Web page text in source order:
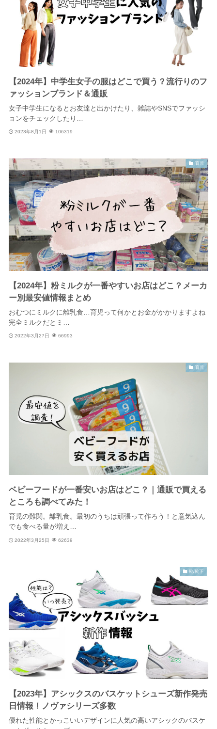
【2024年】中学生女子の服はどこで買う？流行りのフ
ァッションブランド＆通販
女子中学生になるとお友達と出かけたり、雑誌やSNSでファッシ
ョンをチェックしたり…
2023年8月1日 106319
育児
【2024年】粉ミルクが一番やすいお店はどこ？メーカ
ー別最安値情報まとめ
おむつにミルクに離乳食…育児って何かとお金がかかりますよね
完全ミルクだとミ…
2022年3月27日 66993
育児
ベビーフードが一番安いお店はどこ？｜通販で買える
ところも調べてみた！
育児の難関。離乳食。最初のうちは頑張って作ろう！と意気込ん
でも食べる量が増え…
2022年3月25日 62639
靴/靴下
【2023年】アシックスのバスケットシューズ新作発売
日情報！ノヴァシリーズ多数
優れた性能とかっこいいデザインに人気の高いアシックのバスケ